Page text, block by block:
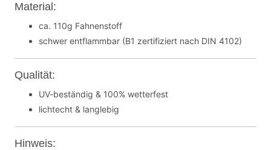
Material:
ca. 110g Fahnenstoff
schwer entflammbar (B1 zertifiziert nach DIN 4102)
Qualität:
UV-beständig & 100% wetterfest
lichtecht & langlebig
Hinweis: